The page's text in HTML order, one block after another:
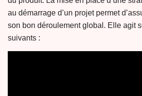
au démarrage d’un projet permet
son bon déroulement global. Elle agit
suivants :